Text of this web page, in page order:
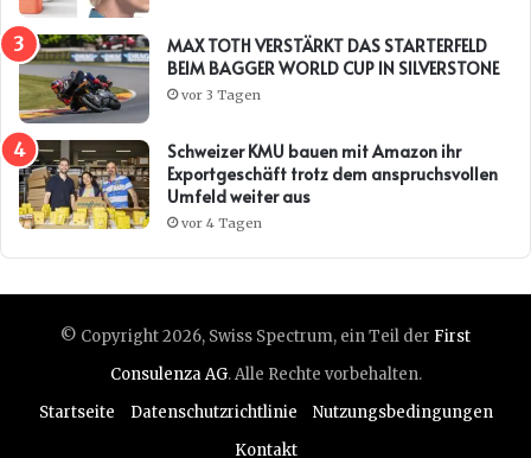
MAX TOTH VERSTÄRKT DAS STARTERFELD
BEIM BAGGER WORLD CUP IN SILVERSTONE
vor 3 Tagen
Schweizer KMU bauen mit Amazon ihr
Exportgeschäft trotz dem anspruchsvollen
Umfeld weiter aus
vor 4 Tagen
© Copyright 2026, Swiss Spectrum, ein Teil der First
Consulenza AG. Alle Rechte vorbehalten.
Startseite
Datenschutzrichtlinie
Nutzungsbedingungen
Kontakt